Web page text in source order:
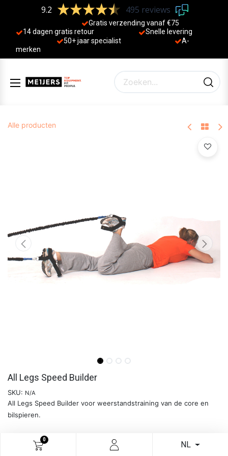
0
NL
9.2 495 reviews
Gratis verzending vanaf €75
14 dagen gratis retour
Sne lle levering
50+ jaar specialist
A-
merken
Alle producten
All Legs Speed Builder
SKU: N/A
All Legs Speed Builder voor weerstandstraining van de core en
bilspieren.
Meer info